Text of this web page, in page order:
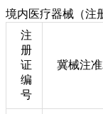
境内医疗器械（注
注
册
证
编
号
冀械注准